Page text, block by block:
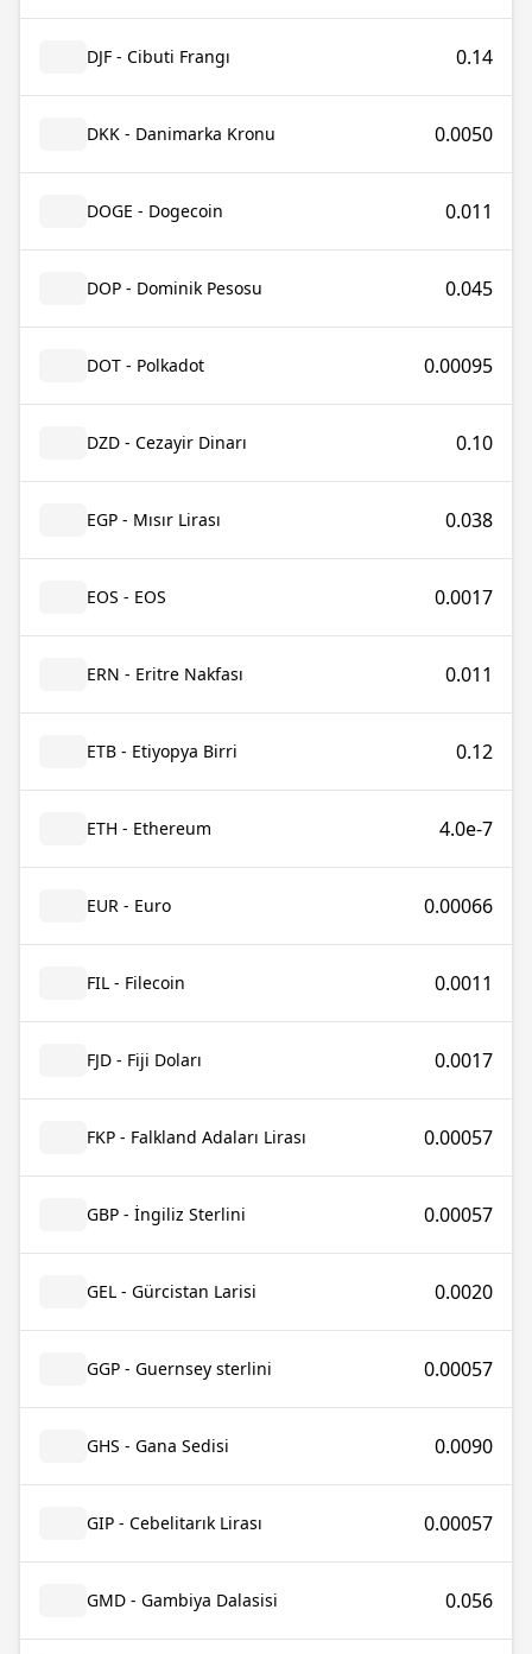
DJF - Cibuti Frangı 0.14
DKK - Danimarka Kronu 0.0050
DOGE - Dogecoin 0.011
DOP - Dominik Pesosu 0.045
DOT - Polkadot 0.00095
DZD - Cezayir Dinarı 0.10
EGP - Mısır Lirası 0.038
EOS - EOS 0.0017
ERN - Eritre Nakfası 0.011
ETB - Etiyopya Birri 0.12
ETH - Ethereum 4.0e-7
EUR - Euro 0.00066
FIL - Filecoin 0.0011
FJD - Fiji Doları 0.0017
FKP - Falkland Adaları Lirası 0.00057
GBP - İngiliz Sterlini 0.00057
GEL - Gürcistan Larisi 0.0020
GGP - Guernsey sterlini 0.00057
GHS - Gana Sedisi 0.0090
GIP - Cebelitarık Lirası 0.00057
GMD - Gambiya Dalasisi 0.056